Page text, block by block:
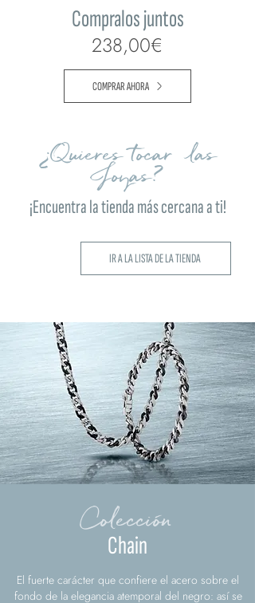
Compralos juntos
238,00€
COMPRAR AHORA
¿Quieres tocar las
Joyas?
¡Encuentra la tienda más cercana a ti!
IR A LA LISTA DE LA TIENDA
Colección
Chain
El fuerte carácter que confiere el acero sobre el
fondo de la elegancia atemporal del negro: así se